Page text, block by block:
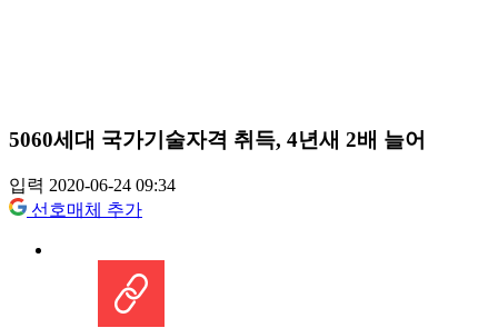
5060세대 국가기술자격 취득, 4년새 2배 늘어
입력 2020-06-24 09:34
선호매체 추가